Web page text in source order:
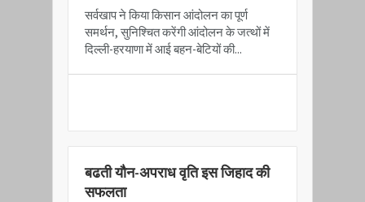
​सर्वखाप ने किया किसान आंदोलन का पूर्ण
समर्थन, सुनिश्चित करेंगी आंदोलन के जत्थों में
दिल्ली-हरयाणा में आई बहन-बेटियों की...
बढती यौन-अपराध वृति इस जिहाद की
सफलता